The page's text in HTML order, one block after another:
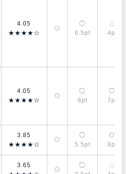
4.05
★★★★☆
◎
◯
6.5pt
△
4pt
4.05
★★★★☆
◎
◯
6pt
◯
7pt
3.85
★★★★☆
◎
◯
5.5pt
◎
8pt
3.65
◎
◯
△